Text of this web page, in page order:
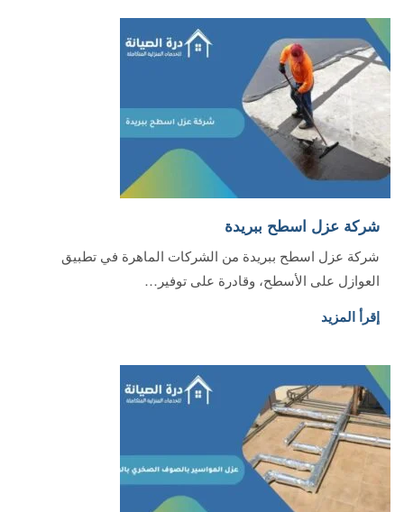
شركة عزل اسطح ببريدة
شركة عزل اسطح ببريدة من الشركات الماهرة في تطبيق
العوازل على الأسطح، وقادرة على توفير…
إقرأ المزيد